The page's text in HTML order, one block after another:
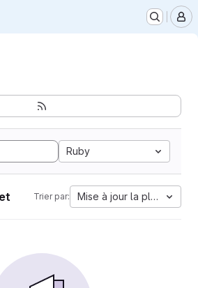
Ruby
Trier par: Mise à jour la plus